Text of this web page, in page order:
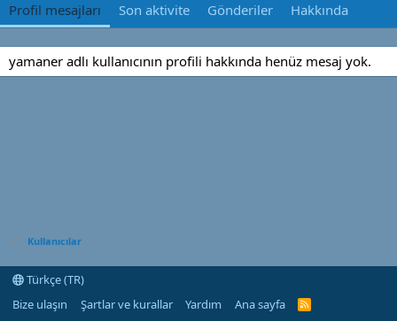
Profil mesajları Son aktivite Gönderiler Hakkında
yamaner adlı kullanıcının profili hakkında henüz mesaj yok.
Kullanıcılar
Türkçe (TR)
Bize ulaşın
Şartlar ve kurallar Yardım Ana sayfa
R